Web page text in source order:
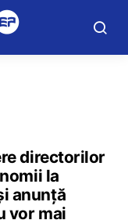
directorilor
la
anunță
vor mai